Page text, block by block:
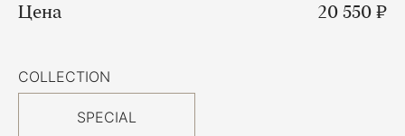
Цена 20 550 ₽
COLLECTION
SPECIAL